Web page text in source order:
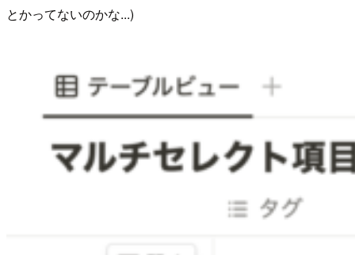
とかってないのかな...)